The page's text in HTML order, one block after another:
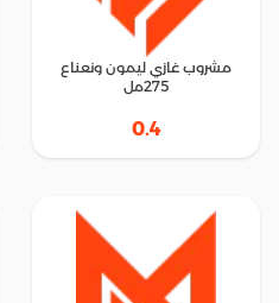
مشروب غازي ليمون ونعناع
275مل
0.4